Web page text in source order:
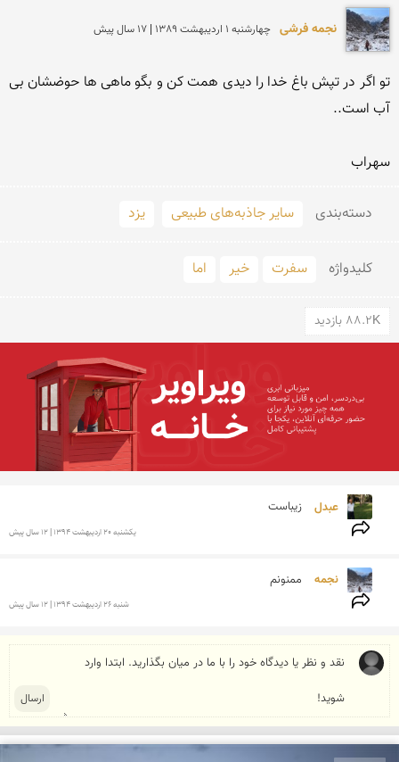
نجمه فرشی چهارشنبه 1 ارديبهشت 1389 | 17 سال پیش
سهراب
دسته‌بندی سایر جاذبه‌های طبیعی یزد
کلید‌واژه سفرت خیر اما
88.2K بازدید
عبدل زیباست
يكشنبه 20 ارديبهشت 1394 | 12 سال پیش
نجمه ممنونم
شنبه 26 ارديبهشت 1394 | 12 سال پیش